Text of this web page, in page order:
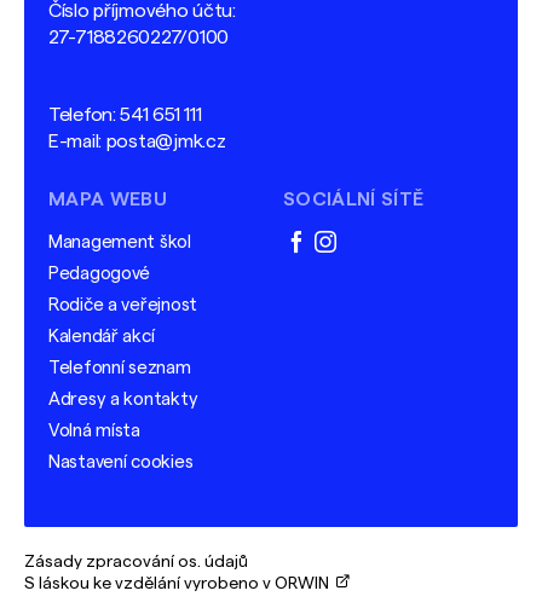
Číslo příjmového účtu:
27-7188260227/0100
Telefon:541 651 111
E-mail: posta@jmk.cz
MAPA WEBU
Management škol
Pedagogové
Rodiče a veřejnost
Kalendář akcí
Telefonní seznam
Adresy a kontakty
Volná místa
Nastavení cookies
SOCIÁLNÍ SÍTĚ
facebook
instagram
Zásady zpracování os. údajů
S láskou ke vzdělání vyrobeno v ORWIN